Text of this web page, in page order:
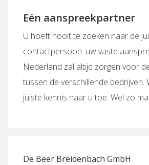
Eén aanspreekpartner
U hoeft nooit te zoeken naar de
contactpersoon: uw vaste
Nederland zal altijd zorgen voor
tussen de verschillende bedrijven.
juiste kennis naar u toe. Wel zo
De Beer Breidenbach GmbH